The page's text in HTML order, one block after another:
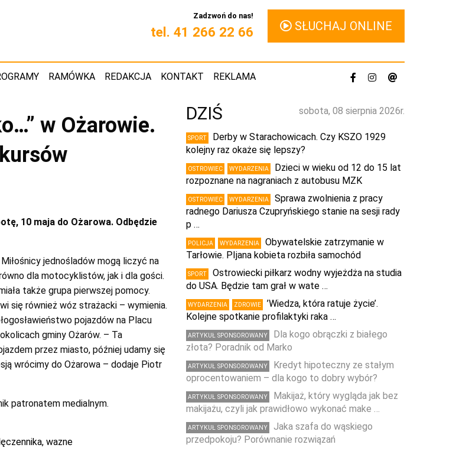
Zadzwoń do nas!
tel. 41 266 22 66 SŁUCHAJ ONLINE
RAMÓWKA REDAKCJA KONTAKT REKLAMA
w Ożarowie.
10 maja do Ożarowa. Odbędzie
jednośladów mogą liczyć na
dla motocyklistów, jak i dla gości.
także grupa pierwszej pomocy.
się również wóz strażacki – wymienia.
pojazdów na Placu
gminy Ożarów. – Ta
przez miasto, później udamy się
wrócimy do Ożarowa – dodaje Piotr
patronatem medialnym.
, wazne
sobota, 08 sierpnia 2026r.
DZIŚ
SPORT
Derby w Starachowicach. Czy KSZO 1929
kolejny raz okaże się lepszy?
OSTROWIEC WYDARZENIA
Dzieci w wieku od 12 do 15 lat
rozpoznane na nagraniach z autobusu MZK
OSTROWIEC WYDARZENIA
Sprawa zwolnienia z pracy
radnego Dariusza Czupryńskiego stanie na sesji rady
p …
POLICJA WYDARZENIA
Obywatelskie zatrzymanie w
Tarłowie. PIjana kobieta rozbiła samochód
SPORT
Ostrowiecki piłkarz wodny wyjeżdża na studia
do USA. Będzie tam grał w wate …
WYDARZENIA ZDROWIE
’Wiedza, która ratuje życie’.
Kolejne spotkanie profilaktyki raka …
ARTYKUŁ SPONSOROWANY
Dla kogo obrączki z białego
złota? Poradnik od Marko
ARTYKUŁ SPONSOROWANY
Kredyt hipoteczny ze stałym
oprocentowaniem – dla kogo to dobry wybór?
ARTYKUŁ SPONSOROWANY
Makijaż, który wygląda jak bez
makijażu, czyli jak prawidłowo wykonać make …
ARTYKUŁ SPONSOROWANY
Jaka szafa do wąskiego
przedpokoju? Porównanie rozwiązań